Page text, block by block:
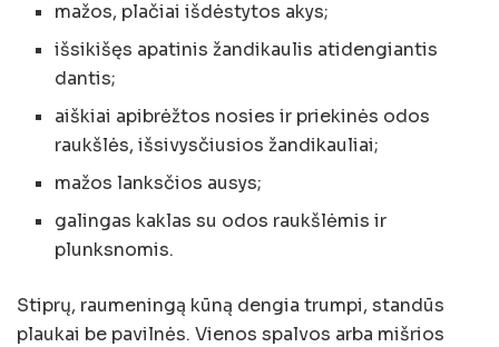
mažos, plačiai išdėstytos akys;
išsikišęs apatinis žandikaulis atidengiantis
dantis;
aiškiai apibrėžtos nosies ir priekinės odos
raukšlės, išsivysčiusios žandikauliai;
mažos lanksčios ausys;
galingas kaklas su odos raukšlėmis ir
plunksnomis.
Stiprų, raumeningą kūną dengia trumpi, standūs
plaukai be pavilnės. Vienos spalvos arba mišrios